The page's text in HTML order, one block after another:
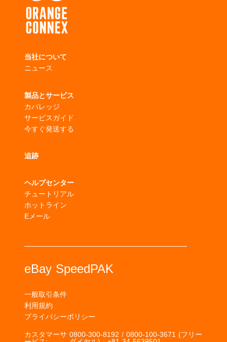
当社について
ニュース
製品とサービス
カバレッジ
サービスガイド
今すぐ発送する
追跡
ヘルプセンター
チュートリアル
ホットライン
Eメール
eBay SpeedPAK
一般取引条件
利用規約
プライバシーポリシー
カスタマーサ 0800-300-8192 / 0800-100-3671 (フリー